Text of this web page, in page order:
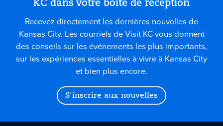
KC dans votre boîte de réception
Recevez directement les dernières nouvelles de
Kansas City. Les courriels de Visit KC vous donnent
des conseils sur les événements les plus importants,
sur les expériences essentielles à vivre à Kansas City
et bien plus encore.
S'inscrire aux nouvelles